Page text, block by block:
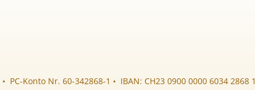
• PC-Konto Nr. 60-342868-1 • IBAN: CH23 0900 0000 6034 2868 1